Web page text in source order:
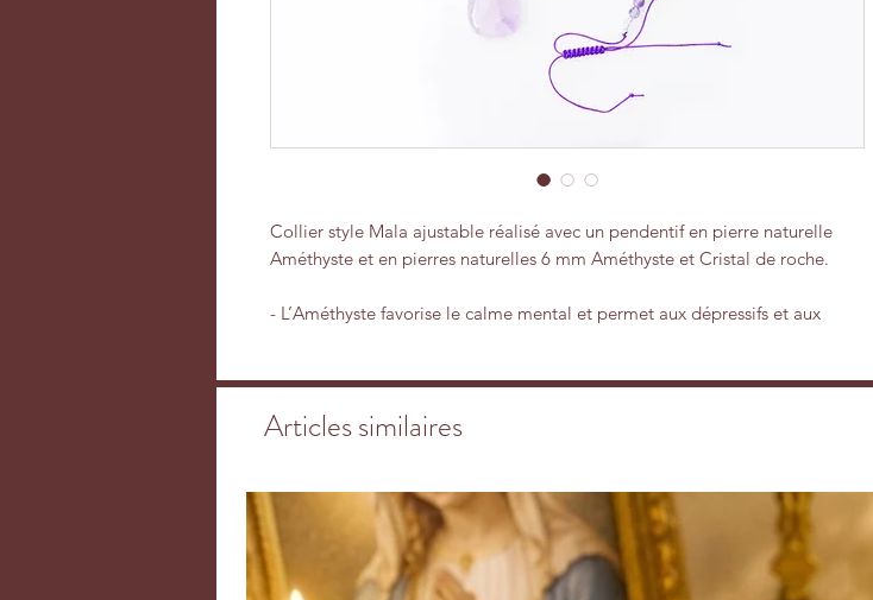
Collier style Mala ajustable réalisé avec un pendentif en pierre naturelle
Améthyste et en pierres naturelles 6 mm Améthyste et Cristal de roche.
- L’Améthyste favorise le calme mental et permet aux dépressifs et aux
de l’aura du porteur, lui permettant une meilleur ouverture d’esprit.
L’améthyste favorise les rêves et l’intuition. Elle a une vibration
cœur. Sur le plan physique, l’améthyste permet de soigner le stress, les
angoisses, les maux de tête et les migraines, les problèmes sanguins
(anémie, tension artérielle…), respiratoires, de peau (acnés, abcès,
brûlures…) et de soulager certaines douleurs, notamment au niveau des
Articles similaires